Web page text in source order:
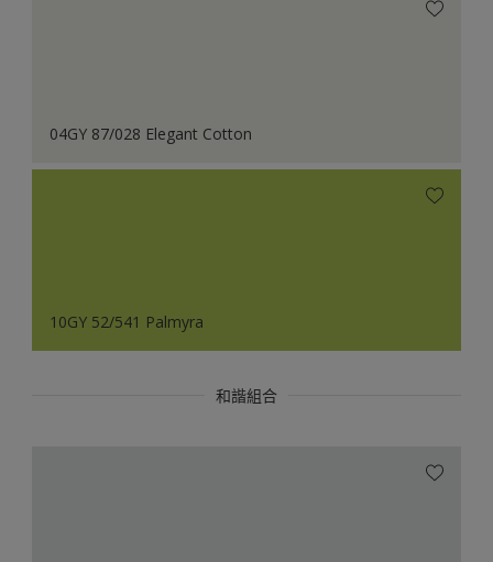
04GY 87/028 Elegant Cotton
10GY 52/541 Palmyra
和諧組合